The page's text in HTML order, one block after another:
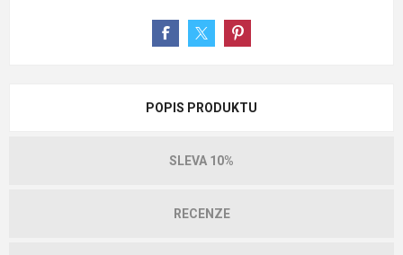
POPIS PRODUKTU
SLEVA 10%
RECENZE